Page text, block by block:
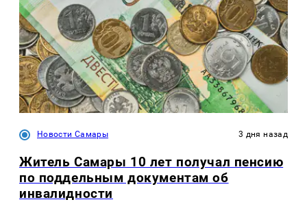
Новости Самары 3 дня назад
Житель Самары 10 лет получал пенсию
по поддельным документам об
инвалидности